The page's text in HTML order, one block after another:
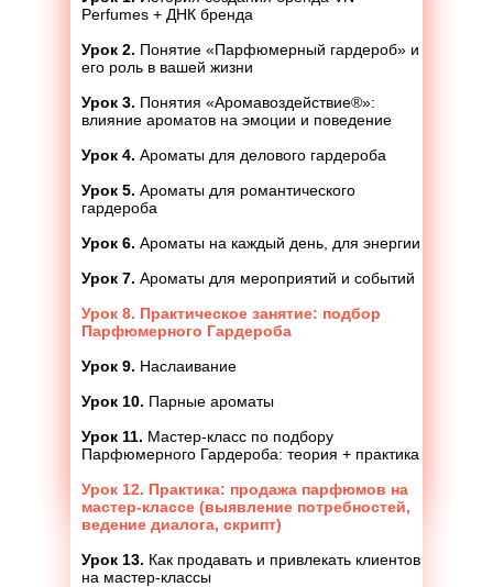
Perfumes + ДНК бренда
Урок 2. Понятие «Парфюмерный гардероб» и
его роль в вашей жизни
Урок 3. Понятия «Аромавоздействие®»:
влияние ароматов на эмоции и поведение
Урок 4. Ароматы для делового гардероба
Урок 5. Ароматы для романтического
гардероба
Урок 6. Ароматы на каждый день, для энергии
Урок 7. Ароматы для мероприятий и событий
Урок 8. Практическое занятие: подбор
Парфюмерного Гардероба
Урок 9. Наслаивание
Урок 10. Парные ароматы
Урок 11. Мастер-класс по подбору
Парфюмерного Гардероба: теория + практика
Урок 12. Практика: продажа парфюмов на
мастер-классе (выявление потребностей,
ведение диалога, скрипт)
Урок 13. Как продавать и привлекать клиентов
на мастер-классы